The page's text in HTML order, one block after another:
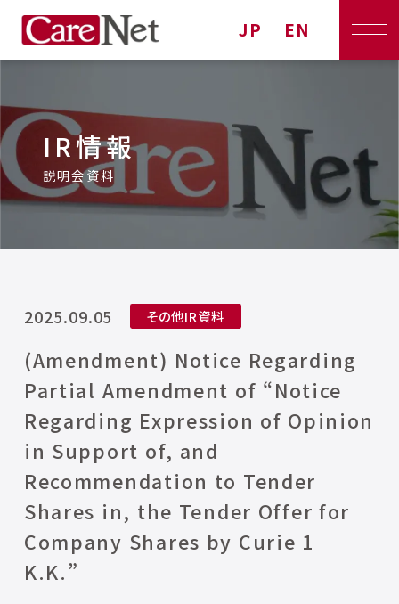
JP EN
IR情報
説明会資料
2025.09.05 その他IR資料
(Amendment) Notice Regarding
Partial Amendment of “Notice
Regarding Expression of Opinion
in Support of, and
Recommendation to Tender
Shares in, the Tender Offer for
Company Shares by Curie 1
K.K.”